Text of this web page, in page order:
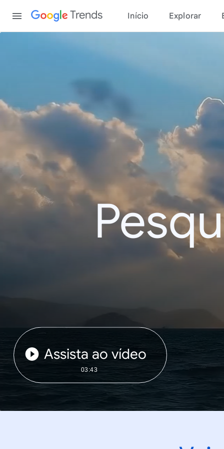
Trends Início Explorar
Assista ao vídeo
03:43